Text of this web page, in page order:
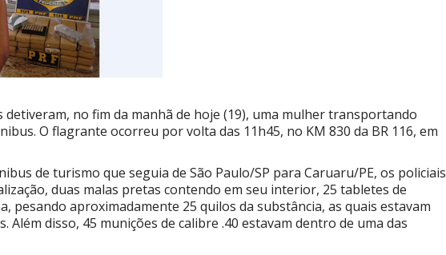
no fim da manhã de hoje (19), uma mulher transportando
O flagrante ocorreu por volta das 11h45, no KM 830 da BR 116, em
de turismo que seguia de São Paulo/SP para Caruaru/PE, os policiais
duas malas pretas contendo em seu interior, 25 tabletes de
pesando aproximadamente 25 quilos da substância, as quais estavam
Além disso, 45 munições de calibre .40 estavam dentro de uma das